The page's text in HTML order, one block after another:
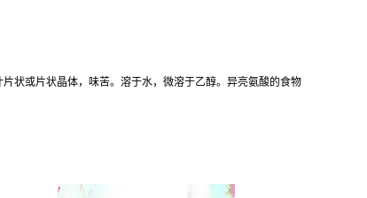
状或片状晶体，味苦。溶于水，微溶于乙醇。异亮氨酸的食物